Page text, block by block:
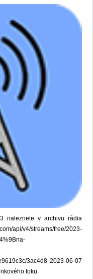
naleznete v archivu rádia
api/v4/streams/free/2023-
3ac4d8 2023-06-07
toku